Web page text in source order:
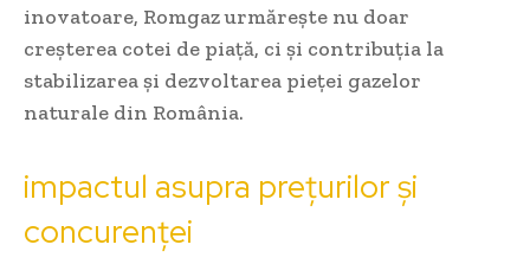
inovatoare, Romgaz urmărește nu doar
creșterea cotei de piață, ci și contribuția la
stabilizarea și dezvoltarea pieței gazelor
naturale din România.
impactul asupra prețurilor și
concurenței